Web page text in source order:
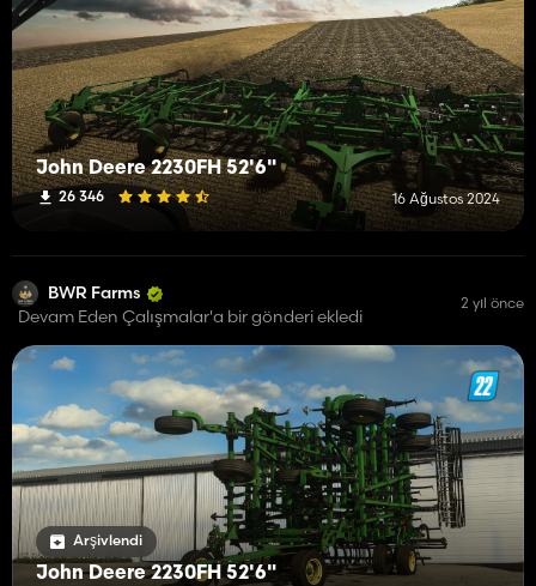
John Deere 2230FH 52'6"
26 346 16 Ağustos 2024
BWR Farms
Devam Eden Çalışmalar'a bir gönderi ekledi
2 yıl önce
Arşivlendi
John Deere 2230FH 52'6"